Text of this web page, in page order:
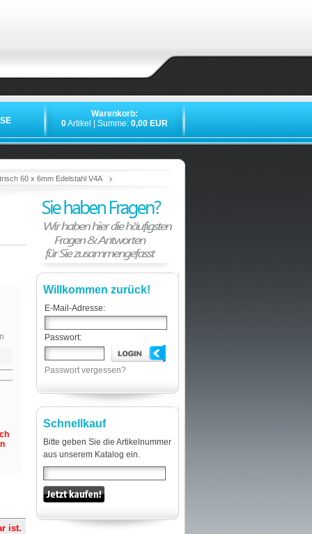
Warenkorb:
0Artikel | Summe: 0,00 EUR
60 x 6mm Edelstahl V4A
ist.
Willkommen zurück!
E-Mail-Adresse:
Passwort:
Passwort vergessen?
Schnellkauf
Bitte geben Sie die Artikelnummer
aus unserem Katalog ein.